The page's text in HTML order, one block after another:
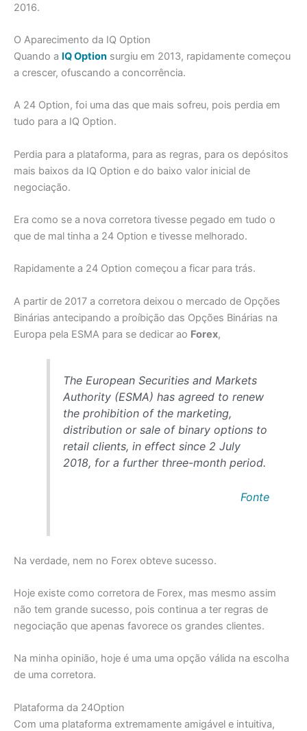
2016.
O Aparecimento da IQ Option
Quando a IQ Option surgiu em 2013, rapidamente começou
a crescer, ofuscando a concorrência.
A 24 Option, foi uma das que mais sofreu, pois perdia em
tudo para a IQ Option.
Perdia para a plataforma, para as regras, para os depósitos
mais baixos da IQ Option e do baixo valor inicial de
negociação.
Era como se a nova corretora tivesse pegado em tudo o
que de mal tinha a 24 Option e tivesse melhorado.
Rapidamente a 24 Option começou a ficar para trás.
A partir de 2017 a corretora deixou o mercado de Opções
Binárias antecipando a proíbição das Opções Binárias na
Europa pela ESMA para se dedicar ao Forex,
The European Securities and Markets
Authority (ESMA) has agreed to renew
the prohibition of the marketing,
distribution or sale of binary options to
retail clients, in effect since 2 July
2018, for a further three-month period.
Fonte
Na verdade, nem no Forex obteve sucesso.
Hoje existe como corretora de Forex, mas mesmo assim
não tem grande sucesso, pois continua a ter regras de
negociação que apenas favorece os grandes clientes.
Na minha opinião, hoje é uma uma opção válida na escolha
de uma corretora.
Plataforma da 24Option
Com uma plataforma extremamente amigável e intuitiva,